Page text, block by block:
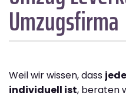
Umzugsfirma
Weil wir wissen, dass
individuell ist, beraten